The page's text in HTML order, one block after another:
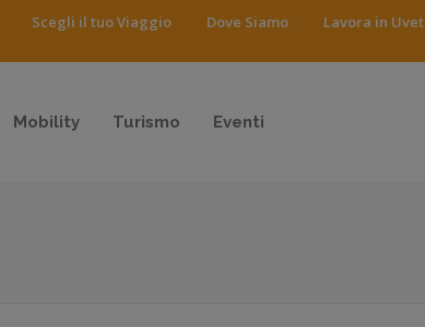
Scegli il tuo Viaggio Dove Siamo Lavora in Uvet
Mobility Turismo Eventi